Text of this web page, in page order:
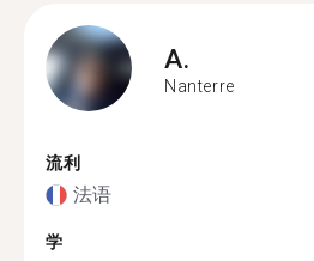
A.
Nanterre
流利
法语
学